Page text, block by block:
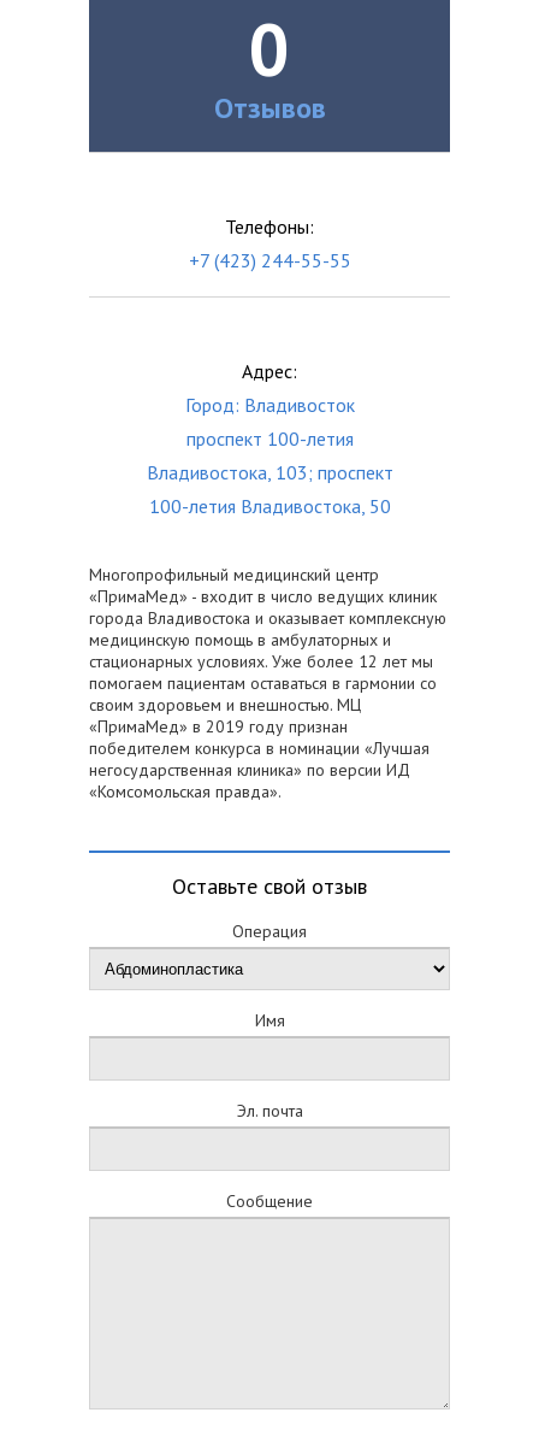
0
Отзывов
Телефоны:
+7 (423) 244-55-55
Адрес:
Город: Владивосток
проспект 100-летия
Владивостока, 103; проспект
100-летия Владивостока, 50
Многопрофильный медицинский центр
«ПримаМед» - входит в число ведущих клиник
города Владивостока и оказывает комплексную
медицинскую помощь в амбулаторных и
стационарных условиях. Уже более 12 лет мы
помогаем пациентам оставаться в гармонии со
своим здоровьем и внешностью. МЦ
«ПримаМед» в 2019 году признан
победителем конкурса в номинации «Лучшая
негосударственная клиника» по версии ИД
«Комсомольская правда».
Оставьте свой отзыв
Операция
Имя
Эл. почта
Сообщение